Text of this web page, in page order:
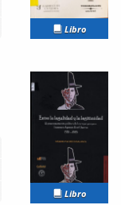
Libro
Libro